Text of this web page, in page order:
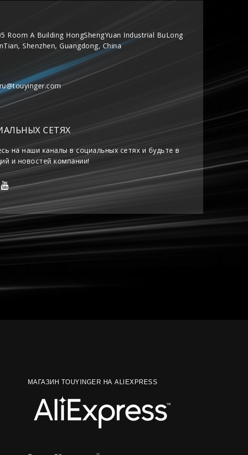
Room A Building HongShengYuan Industrial BuLong
Shenzhen, Guangdong, China
СЕТЯХ
на наши каналы в социальных сетях и будьте в
и новостей компании!
МАГАЗИН TOUYINGER НА ALIEXPRESS